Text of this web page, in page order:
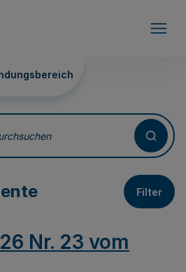
Filter
Nr. 23 vom